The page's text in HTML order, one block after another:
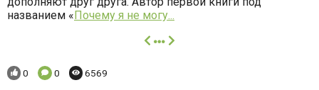
названием « Почему я не могу...
далее
Понравилось:
0 Комментариев:
0 Просмотров:
6569